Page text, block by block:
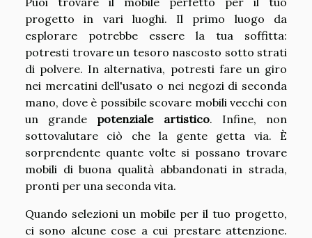
progetto in vari luoghi. Il primo luogo da
esplorare potrebbe essere la tua soffitta:
potresti trovare un tesoro nascosto sotto strati
di polvere. In alternativa, potresti fare un giro
nei mercatini dell'usato o nei negozi di seconda
mano, dove è possibile scovare mobili vecchi con
un grande potenziale artistico. Infine, non
sottovalutare ciò che la gente getta via. È
sorprendente quante volte si possano trovare
mobili di buona qualità abbandonati in strada,
pronti per una seconda vita.
Quando selezioni un mobile per il tuo progetto,
ci sono alcune cose a cui prestare attenzione.